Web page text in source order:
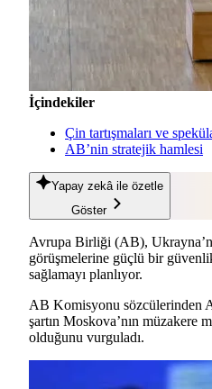
İçindekiler
Çin tartışmaları ve
AB’nin stratejik hamlesi
Yapay zekâ ile özetle
Göster
Avrupa Birliği (AB),
görüşmelerine güçlü bir
sağlamayı planlıyor.
AB Komisyonu sözcülerinden
şartın Moskova’nın müzakere
olduğunu vurguladı.